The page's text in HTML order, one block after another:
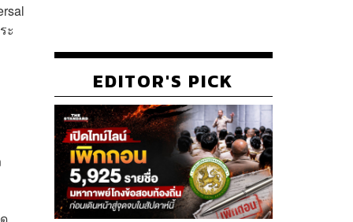
ะ
EDITOR'S PICK